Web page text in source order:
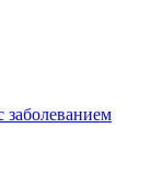
заболеванием